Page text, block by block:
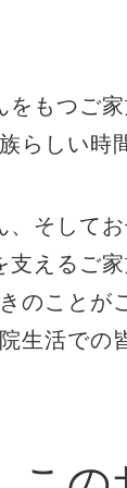
をもつご
らしい時
、そして
支える ご
のことが
生活での